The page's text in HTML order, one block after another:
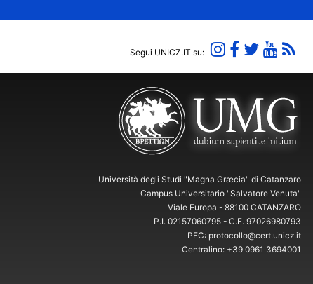
Segui UNICZ.IT su:
Università degli Studi "Magna Græcia" di Catanzaro
Campus Universitario "Salvatore Venuta"
Viale Europa - 88100 CATANZARO
P.I. 02157060795 - C.F. 97026980793
PEC: protocollo@cert.unicz.it
Centralino: +39 0961 3694001